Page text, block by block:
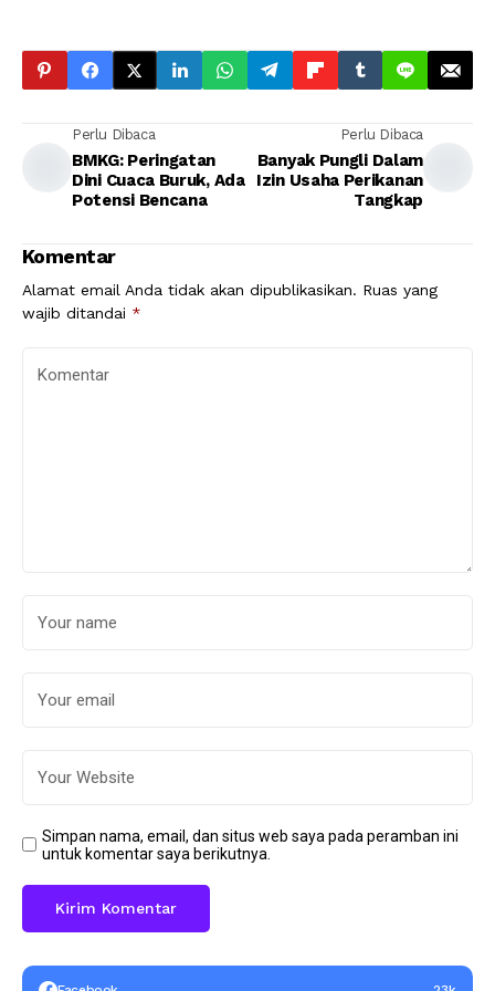
Perlu Dibaca
BMKG: Peringatan
Dini Cuaca Buruk, Ada
Potensi Bencana
Perlu Dibaca
Banyak Pungli Dalam
Izin Usaha Perikanan
Tangkap
Komentar
Alamat email Anda tidak akan dipublikasikan. Ruas yang
wajib ditandai *
Simpan nama, email, dan situs web saya pada peramban ini
untuk komentar saya berikutnya.